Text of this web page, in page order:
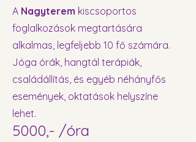
A Nagyterem kiscsoportos
foglalkozások megtartására
alkalmas, legfeljebb 10 fő számára.
Jóga órák, hangtál terápiák,
családállítás, és egyéb néhányfős
események, oktatások helyszíne
lehet.
5000,- /óra